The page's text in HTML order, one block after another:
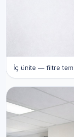
İç ünite — filtre